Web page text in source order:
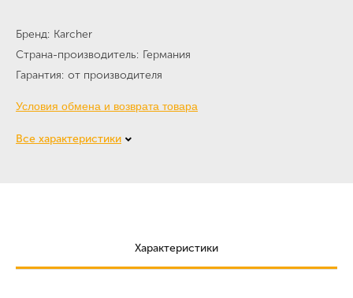
Бренд Karcher
Страна-производитель Германия
Гарантия от производителя
Условия обмена и возврата товара
Все характеристики
Характеристики